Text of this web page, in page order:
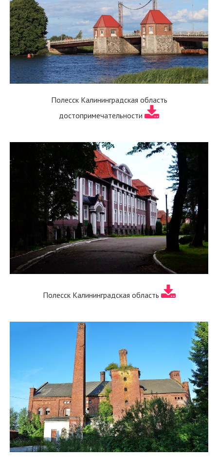
Полесск Калининградская область
достопримечательности
Полесск Калининградская область